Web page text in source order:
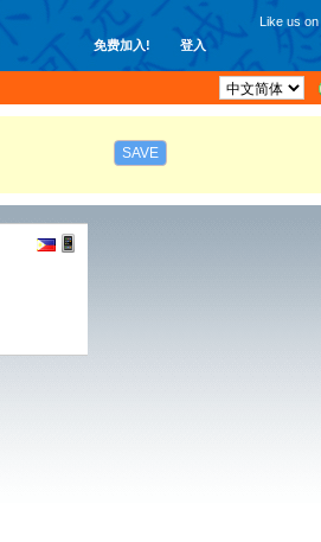
免费加入! 登入
Like us on
SAVE